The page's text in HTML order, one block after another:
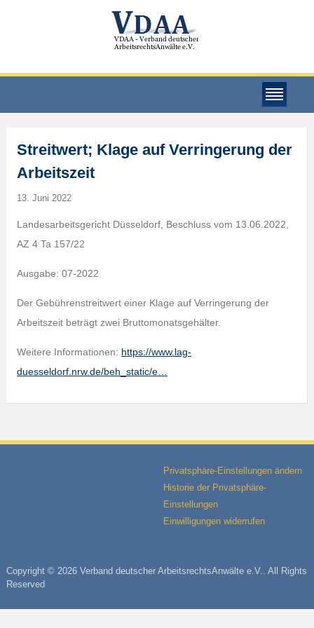
Streitwert; Klage auf Verringerung der
Arbeitszeit
13. Juni 2022
Landesarbeitsgericht Düsseldorf, Beschluss vom 13.06.2022,
AZ 4 Ta 157/22
Ausgabe: 07-2022
Der Gebührenstreitwert einer Klage auf Verringerung der
Arbeitszeit beträgt zwei Bruttomonatsgehälter.
Weitere Informationen: https://www.lag-
duesseldorf.nrw.de/beh_static/e…
Privatsphäre-Einstellungen ändern
Historie der Privatsphäre-
Einstellungen
Einwilligungen widerrufen
Copyright © 2026 Verband deutscher ArbeitsrechtsAnwälte e.V.. All Rights
Reserved